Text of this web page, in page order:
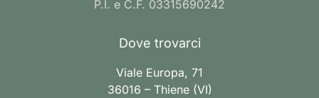
P.I. e C.F. 03315690242
Dove trovarci
Viale Europa, 71
36016 – Thiene (VI)